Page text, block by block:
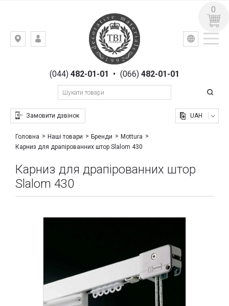
Київ,
Гоголівська,(044)482-01-01 • (066) 482-01-01
Замовити дзвінок
УКР РУС
UAH
0
Головна Наші товари Бренди
Mottura
Карниз для драпірованних штор Slalom 430
Карниз для драпірованних штор
Slalom 430